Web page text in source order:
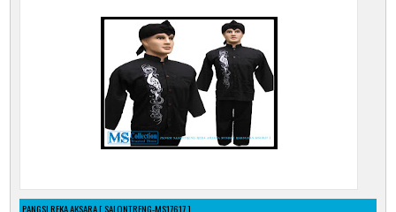
PANGSI REKA AKSARA [ SALONTRENG-MS17617 ]